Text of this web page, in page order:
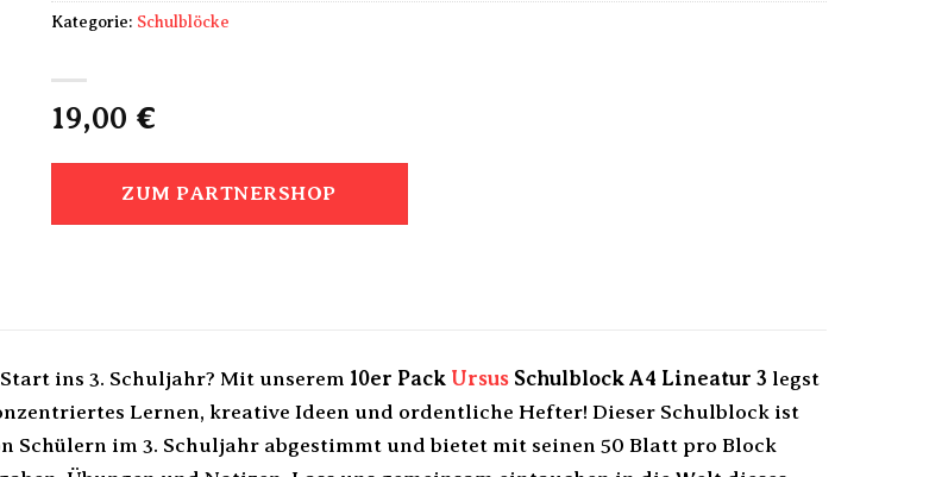
19,00 €
ZUM PARTNERSHOP
Kategorie: Schulblöcke
ins 3. Schuljahr? Mit unserem 10er Pack Ursus Schulblock A4 Lineatur 3 legst
Lernen, kreative Ideen und ordentliche Hefter! Dieser Schulblock ist
Schülern im 3. Schuljahr abgestimmt und bietet mit seinen 50 Blatt pro Block